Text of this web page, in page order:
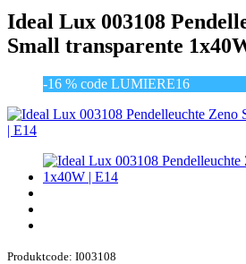
Ideal Lux 003108
Small transparente
-16 % code LUMIERE16
Produktcode: I003108